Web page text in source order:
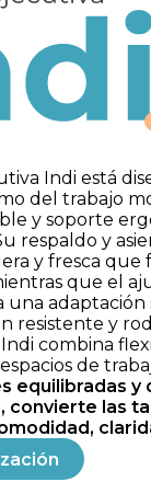
Indi está
del trabajo
y soporte
respaldo y
y fresca que
que el
una adaptación
resistente y
combina
de
equilibradas y
convierte las